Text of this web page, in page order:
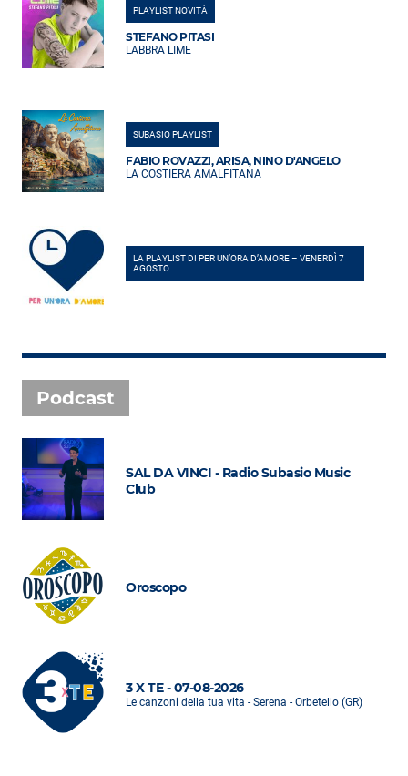
PLAYLIST NOVITÀ
STEFANO PITASI
LABBRA LIME
SUBASIO PLAYLIST
FABIO ROVAZZI, ARISA, NINO D'ANGELO
LA COSTIERA AMALFITANA
LA PLAYLIST DI PER UN’ORA D’AMORE – VENERDÌ 7
AGOSTO
Podcast
SAL DA VINCI - Radio Subasio Music
Club
Oroscopo
3 X TE - 07-08-2026
Le canzoni della tua vita - Serena - Orbetello (GR)